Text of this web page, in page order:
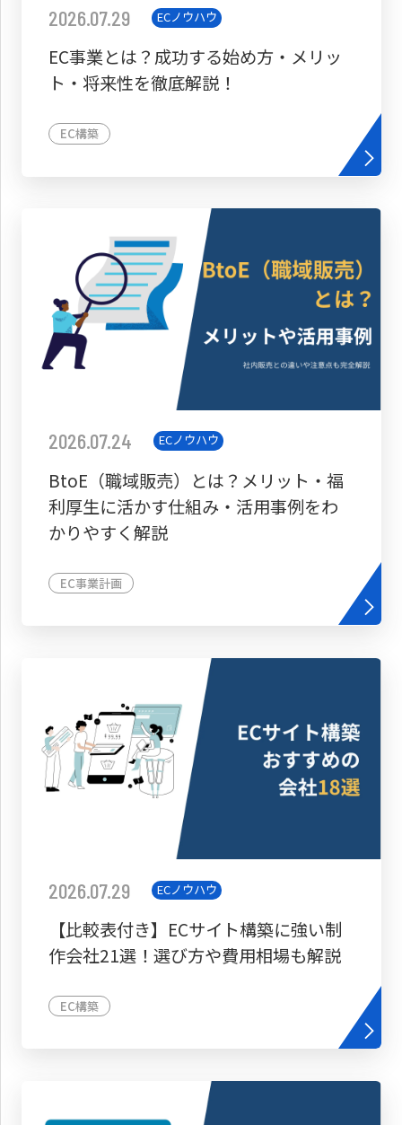
2026.07.29 ECノウハウ
EC事業とは？成功する始め方・メリッ
ト・将来性を徹底解説！
EC構築
2026.07.24 ECノウハウ
BtoE（職域販売）とは？メリット・福
利厚生に活かす仕組み・活用事例をわ
かりやすく解説
EC事業計画
2026.07.29 ECノウハウ
【比較表付き】ECサイト構築に強い制
作会社21選！選び方や費用相場も解説
EC構築